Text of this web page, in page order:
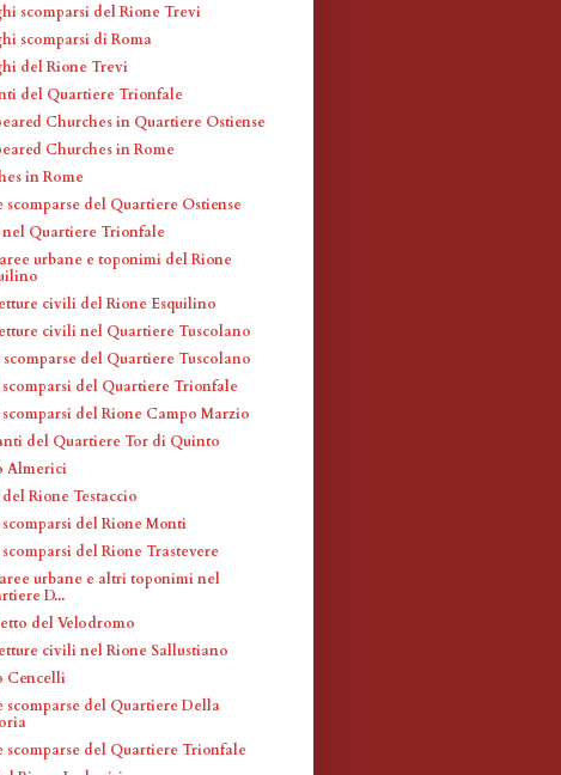
scomparsi del Rione Trevi
scomparsi di Roma
del Rione Trevi
del Quartiere Trionfale
Churches in Quartiere Ostiense
Churches in Rome
in Rome
scomparse del Quartiere Ostiense
Quartiere Trionfale
urbane e toponimi del Rione
civili del Rione Esquilino
civili nel Quartiere Tuscolano
scomparse del Quartiere Tuscolano
del Quartiere Trionfale
del Rione Campo Marzio
del Quartiere Tor di Quinto
Almerici
Rione Testaccio
del Rione Monti
del Rione Trastevere
urbane e altri toponimi nel
D...
del Velodromo
civili nel Rione Sallustiano
Cencelli
scomparse del Quartiere Della
scomparse del Quartiere Trionfale